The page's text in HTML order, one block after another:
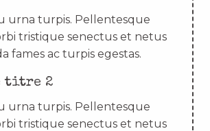
urna turpis. Pellentesque
tristique senectus et netus
fames ac turpis egestas.
titre 2
urna turpis. Pellentesque
tristique senectus et netus